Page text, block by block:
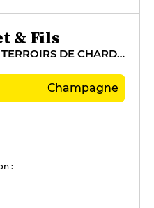
& Fils
SPÉCIAL CLUB GRANDS TERROIRS DE CHARDONNAY
Champagne
: